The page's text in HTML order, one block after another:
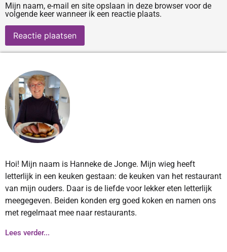
Mijn naam, e-mail en site opslaan in deze browser voor de
volgende keer wanneer ik een reactie plaats.
Hoi! Mijn naam is Hanneke de Jonge. Mijn wieg heeft
letterlijk in een keuken gestaan: de keuken van het restaurant
van mijn ouders. Daar is de liefde voor lekker eten letterlijk
meegegeven. Beiden konden erg goed koken en namen ons
met regelmaat mee naar restaurants.
Lees verder...